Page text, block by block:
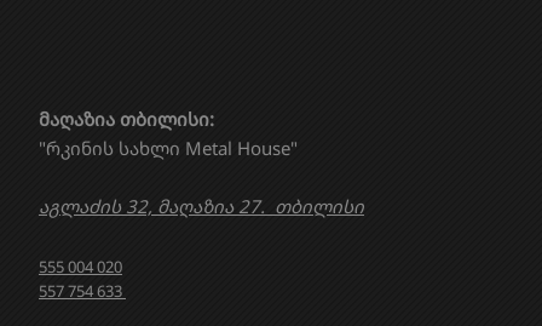
მაღაზია თბილისი:
"რკინის სახლი Metal House"
აგლაძის 32, მაღაზია 27. თბილისი
555 004 020
557 754 633